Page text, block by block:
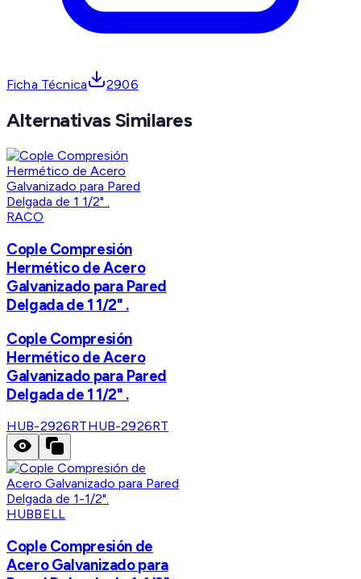
Ficha Técnica 2906
Alternativas Similares
RACO
Cople Compresión
Hermético de Acero
Galvanizado para Pared
Delgada de 1 1/2" .
Cople Compresión
Hermético de Acero
Galvanizado para Pared
Delgada de 1 1/2" .
HUB-2926RTHUB-2926RT
HUBBELL
Cople Compresión de
Acero Galvanizado para